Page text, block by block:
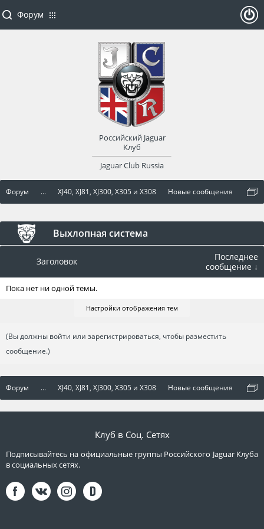
Форум ... XJ40, XJ81, XJ300, X305 и X308 Новые сообщения
Выхлопная система
Заголовок
Последнее
сообщение ↓
Пока нет ни одной темы.
Настройки отображения тем
(Вы должны войти или зарегистрироваться, чтобы разместить
сообщение.)
Форум ... XJ40, XJ81, XJ300, X305 и X308 Новые сообщения
Форум
Российский Jaguar
Клуб
Jaguar Club Russia
оват
Клуб в Соц. Сетях
Подписывайтесь на официальные группы Российского Jaguar Клуба
в социальных сетях.